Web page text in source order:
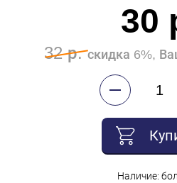
30
32 р.скидка 6%,
Наличие: